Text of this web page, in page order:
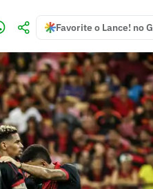
Favorite o Lance! no